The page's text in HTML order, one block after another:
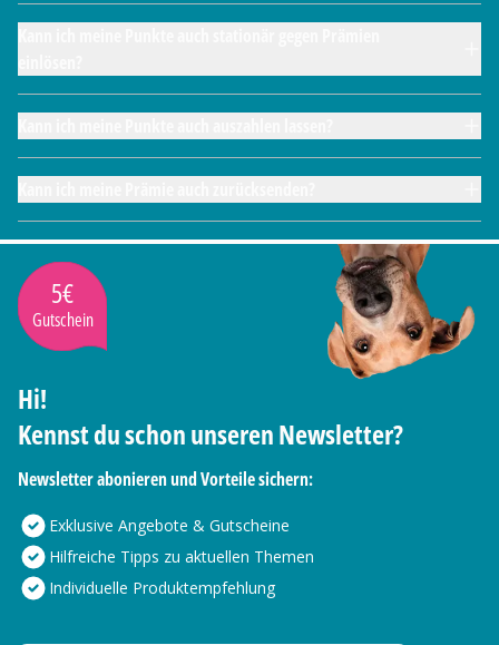
5€
Gutschein
Hi!
Kennst du schon unseren Newsletter?
Newsletter abonieren und Vorteile sichern:
Exklusive Angebote & Gutscheine
Hilfreiche Tipps zu aktuellen Themen
Individuelle Produktempfehlung